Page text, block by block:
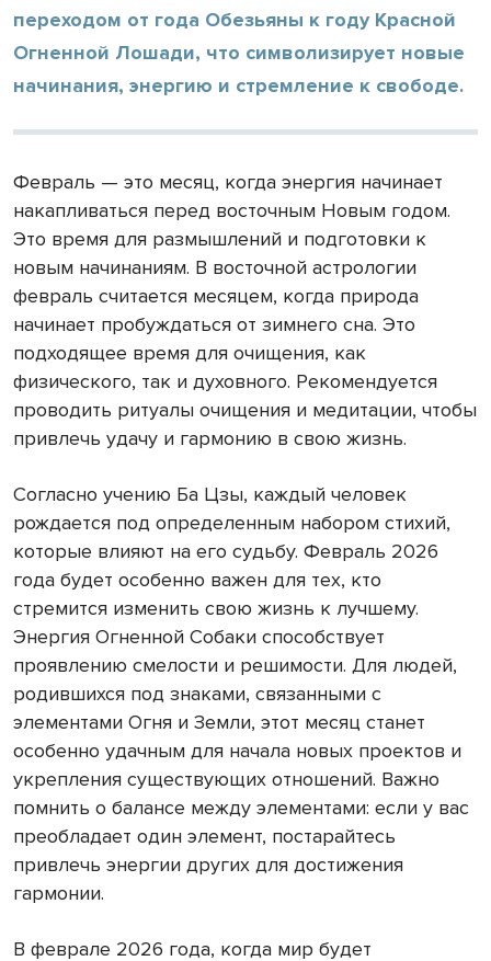
переходом от года Обезьяны к году Красной
Огненной Лошади, что символизирует новые
начинания, энергию и стремление к свободе.
Февраль — это месяц, когда энергия начинает
накапливаться перед восточным Новым годом.
Это время для размышлений и подготовки к
новым начинаниям. В восточной астрологии
февраль считается месяцем, когда природа
начинает пробуждаться от зимнего сна. Это
подходящее время для очищения, как
физического, так и духовного. Рекомендуется
проводить ритуалы очищения и медитации, чтобы
привлечь удачу и гармонию в свою жизнь.
Согласно учению Ба Цзы, каждый человек
рождается под определенным набором стихий,
которые влияют на его судьбу. Февраль 2026
года будет особенно важен для тех, кто
стремится изменить свою жизнь к лучшему.
Энергия Огненной Собаки способствует
проявлению смелости и решимости. Для людей,
родившихся под знаками, связанными с
элементами Огня и Земли, этот месяц станет
особенно удачным для начала новых проектов и
укрепления существующих отношений. Важно
помнить о балансе между элементами: если у вас
преобладает один элемент, постарайтесь
привлечь энергии других для достижения
гармонии.
В феврале 2026 года, когда мир будет